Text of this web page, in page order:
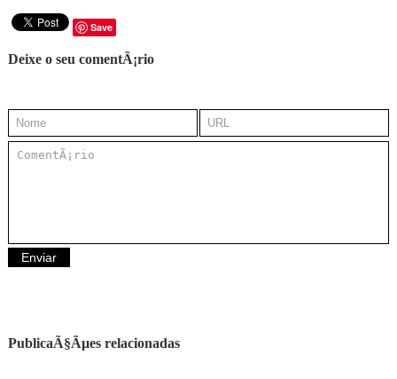
Save
Deixe o seu comentÃ¡rio
PublicaÃ§Ãµes relacionadas